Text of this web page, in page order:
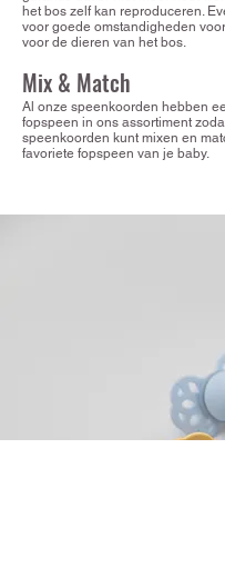
het bos zelf kan reproduceren.
voor goede omstandigheden
voor de dieren van het bos.
Mix & Match
Al onze speenkoorden hebben
fopspeen in ons assortiment
speenkoorden kunt mixen en
favoriete fopspeen van je baby.